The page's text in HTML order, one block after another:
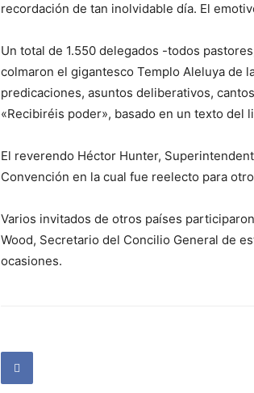
recordación de tan inolvidable día. El
Un total de 1.550 delegados -todos
colmaron el gigantesco Templo Aleluya de
predicaciones, asuntos deliberativos,
«Recibiréis poder», basado en un texto del
El reverendo Héctor Hunter,
Convención en la cual fue reelecto para
Varios invitados de otros países
Wood, Secretario del Concilio General de
ocasiones.